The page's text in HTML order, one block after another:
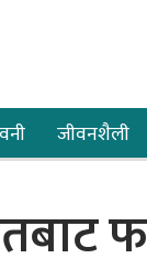
जीवनशैली